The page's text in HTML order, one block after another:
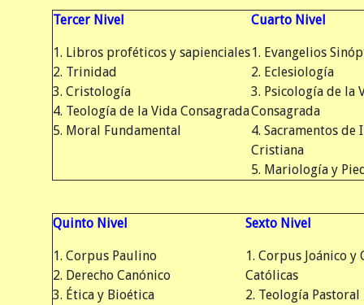
Tercer Nivel Cuarto Nivel
1. Libros proféticos y sapienciales
2. Trinidad
3. Cristología
4. Teología de la Vida Consagrada
5. Moral Fundamental
1. Evangelios
2. Eclesiología
3. Psicología de la
Consagrada
4. Sacramentos de
Cristiana
5. Mariología y
Quinto Nivel Sexto Nivel
1. Corpus Paulino
2. Derecho Canónico
3. Ética y Bioética
1. Corpus Joánico y
Católicas
2. Teología Pastoral